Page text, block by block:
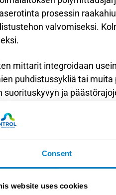
Consent
website uses cookies
prosessin
valvomiseksi.
mittarit integroidaan
puhdistussykliä tai
suorituskyvyn ja
toteutus vaihtelee
mukaan.
taas